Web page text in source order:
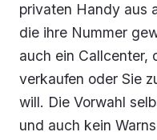
privaten Handy aus
die ihre Nummer
auch ein Callcenter,
verkaufen oder Sie
will. Die Vorwahl
und auch kein